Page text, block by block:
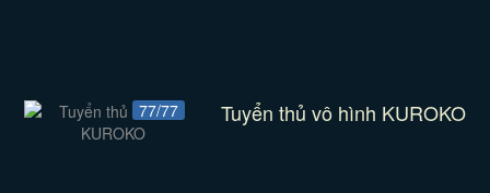
77/77 Tuyển thủ vô hình KUROKO